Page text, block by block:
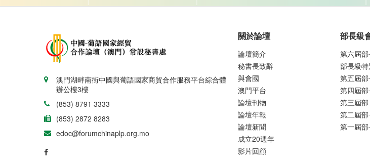
澳門湖畔南街中國與葡語國家商貿合作服務平台綜合體
辦公樓3樓
(853) 8791 3333
(853) 2872 8283
edoc@forumchinaplp.org.mo
關於論壇
論壇簡介
秘書長致辭
與會國
澳門平台
論壇刊物
論壇年報
論壇新聞
成立20週年
影片回顧
部長級
第六屆
部長級
第五屆
第四屆
第三屆
第二屆
第一屆